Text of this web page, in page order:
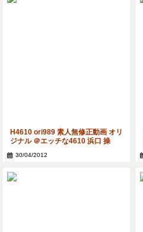
H4610 ori989 素人無修正動画 オリ
ジナル ＠エッチな4610 浜口 操
30/04/2012